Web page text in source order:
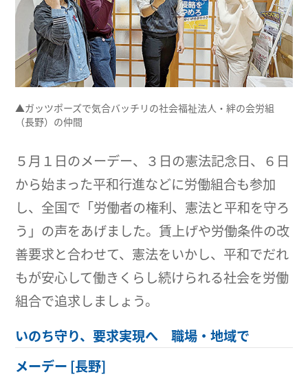
▲ガッツポーズで気合バッチリの社会福祉法人・絆の会労組
（長野）の仲間
５月１日のメーデー、３日の憲法記念日、６日
から始まった平和行進などに労働組合も参加
し、全国で「労働者の権利、憲法と平和を守ろ
う」の声をあげました。賃上げや労働条件の改
善要求と合わせて、憲法をいかし、平和でだれ
もが安心して働きくらし続けられる社会を労働
組合で追求しましょう。
いのち守り、要求実現へ 職場・地域で
メーデー [長野]